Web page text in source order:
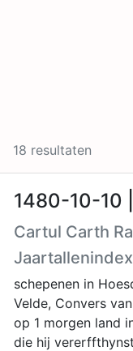
18 resultaten
1480-10-10 |
Cartul Carth
Jaartallenindex
schepenen in
Velde, Convers
op 1 morgen land
die hij